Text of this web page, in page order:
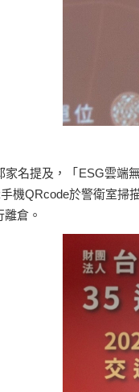
家名提及，「ESG雲端
機QRcode於警衛室掃
倉。